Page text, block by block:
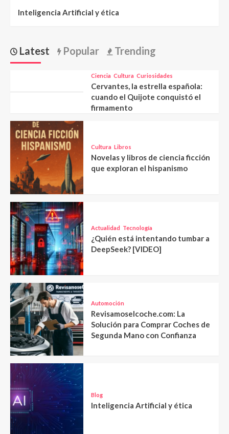
Inteligencia Artificial y ética
Latest Popular Trending
Ciencia Cultura Curiosidades
Cervantes, la estrella española:
cuando el Quijote conquistó el
firmamento
Cultura Libros
Novelas y libros de ciencia ficción
que exploran el hispanismo
Actualidad Tecnología
¿Quién está intentando tumbar a
DeepSeek? [VIDEO]
Automoción
Revisamoselcoche.com: La
Solución para Comprar Coches de
Segunda Mano con Confianza
Blog
Inteligencia Artificial y ética